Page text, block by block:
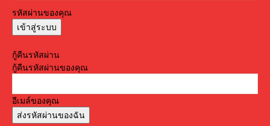
รหัสผ่านของคุณ
กู้คืนรหัสผ่าน
กู้คืนรหัสผ่านของคุณ
อีเมล์ของคุณ